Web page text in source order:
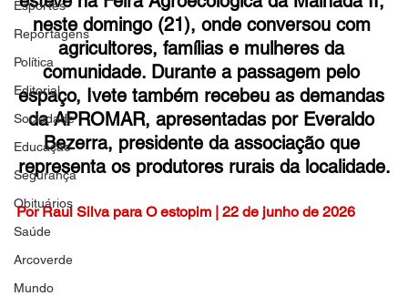
Esportes
Reportagens
Política
Editorial
Sociedade
Educação
Segurança
Obituários
Saúde
Arcoverde
Mundo
neste domingo (21), onde conversou com
agricultores, famílias e mulheres da
comunidade. Durante a passagem pelo
espaço, Ivete também recebeu as demandas
da APROMAR, apresentadas por Everaldo
Bezerra, presidente da associação que
representa os produtores rurais da localidade.
Por Raul Silva para O estopim | 22 de junho de 2026